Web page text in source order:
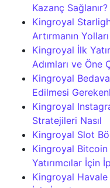
Kazanç Sağlanır?
Kingroyal
Artırmanın Yolları
Kingroyal İlk
Adımları ve Öne
Kingroyal
Edilmesi
Kingroyal
Stratejileri Nasıl
Kingroyal Slot
Kingroyal Bitcoin
Yatırımcılar İçin
Kingroyal Havale